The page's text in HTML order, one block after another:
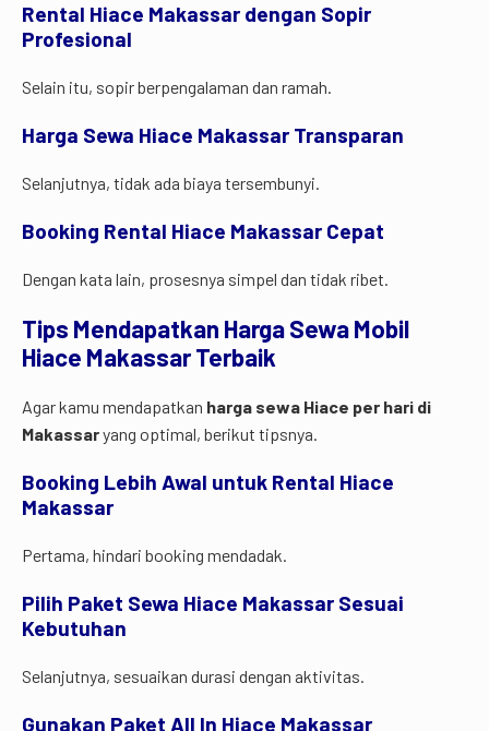
Rental Hiace Makassar dengan Sopir
Profesional
Selain itu, sopir berpengalaman dan ramah.
Harga Sewa Hiace Makassar Transparan
Selanjutnya, tidak ada biaya tersembunyi.
Booking Rental Hiace Makassar Cepat
Dengan kata lain, prosesnya simpel dan tidak ribet.
Tips Mendapatkan Harga Sewa Mobil
Hiace Makassar Terbaik
Agar kamu mendapatkan harga sewa Hiace per hari di
Makassaryang optimal, berikut tipsnya.
Booking Lebih Awal untuk Rental Hiace
Makassar
Pertama, hindari booking mendadak.
Pilih Paket Sewa Hiace Makassar Sesuai
Kebutuhan
Selanjutnya, sesuaikan durasi dengan aktivitas.
Gunakan Paket All In Hiace Makassar